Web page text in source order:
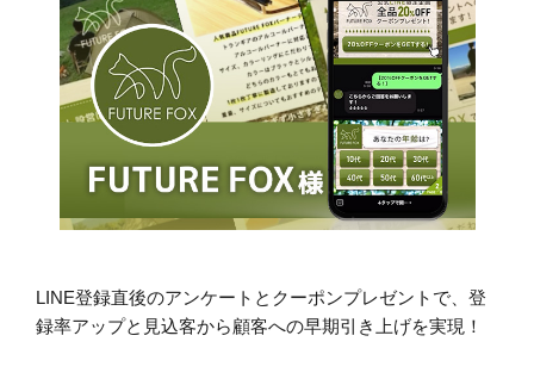
LINE登録直後のアンケートとクーポンプレゼントで、登
録率アップと見込客から顧客への早期引き上げを実現！